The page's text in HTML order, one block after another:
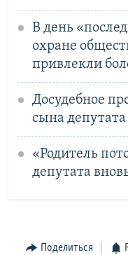
В день
охране
привлекли
Досудебное
сына
«Родитель
депутата
Поделиться